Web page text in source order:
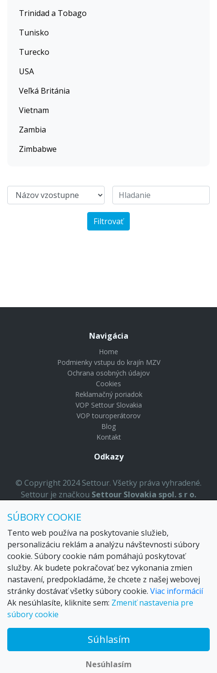
Trinidad a Tobago
Tunisko
Turecko
USA
Veľká Británia
Vietnam
Zambia
Zimbabwe
Filtrovať
Dar Ayman Essaouira
Riad Dar Etto
Navigácia
Home
Podmienky vstupu do krajín MZV
Ochrana osobných údajov
Cookies
Reklamačný poriadok
VOP Settour Slovakia
VOP touroperátorov
Blog
Kontakt
Odkazy
© Copyright 2024 Settour. Všetky práva vyhradené.
Settour je značkou Settour Slovakia spol. s r o.
Email:
Telefón: 02 529 279 17, 529 328 68-9
IČO : 36179825
ID-DPH:SK2020057314
OR SRBratislava I. odd.: Sro, vložka: 29873/V
SÚBORY COOKIE
Tento web používa na poskytovanie služieb,
personalizáciu reklám a analýzu návštevnosti súbory
cookie. Súbory cookie nám pomáhajú poskytovať
služby. Ak budete pokračovať bez vykonania zmien
nastavení, predpokladáme, že chcete z našej webovej
stránky dostávať všetky súbory cookie. Viac informácií
Ak nesúhlasíte, kliknite sem: Zmeniť nastavenia pre
súbory cookie
Súhlasím
Nesúhlasím